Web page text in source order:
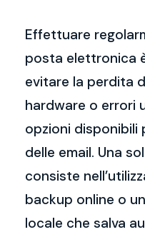
Effettuare
posta elettronica
evitare la perdita
hardware o errori
opzioni disponibili
delle email. Una
consiste
backup online o
locale che salva